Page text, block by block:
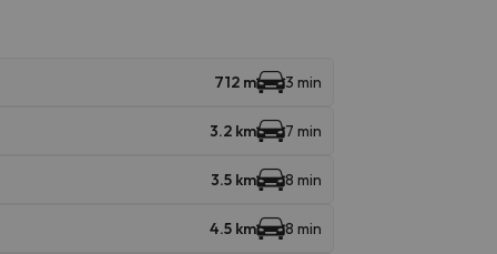
712 m 3 min
3.2 km 7 min
3.5 km 8 min
4.5 km 8 min